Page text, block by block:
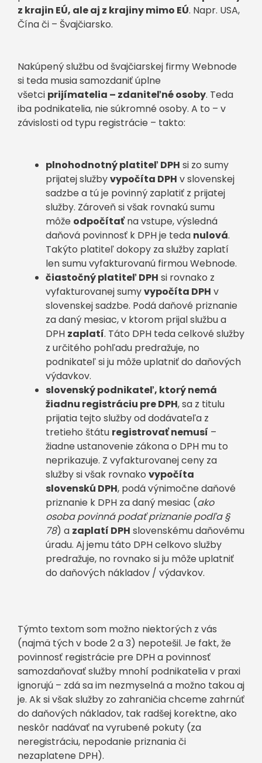
z krajin EÚ, ale aj z krajiny mimo EÚ. Napr. USA,
Čína či – Švajčiarsko.
Nakúpený službu od švajčiarskej firmy Webnode
si teda musia samozdaniť úplne
všetci prijímatelia – zdaniteľné osoby. Teda
iba podnikatelia, nie súkromné osoby. A to – v
závislosti od typu registrácie – takto:
plnohodnotný platiteľ DPH si zo sumy
prijatej službyvypočíta DPH v slovenskej
sadzbe a tú je povinný zaplatiť z prijatej
služby. Zároveň si však rovnakú sumu
môže odpočítaťna vstupe, výsledná
daňová povinnosť k DPH je teda nulová.
Takýto platiteľ dokopy za služby zaplatí
len sumu vyfakturovanú firmou Webnode.
čiastočný platiteľ DPH si rovnako z
vyfakturovanej sumyvypočíta DPH v
slovenskej sadzbe. Podá daňové priznanie
za daný mesiac, v ktorom prijal službu a
DPH zaplatí. Táto DPH teda celkové služby
z určitého pohľadu predražuje, no
podnikateľ si ju môže uplatniť do daňových
výdavkov.
slovenský podnikateľ, ktorý nemá
žiadnu registráciu pre DPH, sa z titulu
prijatia tejto služby od dodávateľa z
tretieho štátu registrovať nemusí –
žiadne ustanovenie zákona o DPH mu to
neprikazuje. Z vyfakturovanej ceny za
služby si však rovnako vypočíta
slovenskú DPH, podá výnimočne daňové
priznanie k DPH za daný mesiac (ako
osoba povinná podať priznanie podľa §
78) a zaplatí DPH slovenskému daňovému
úradu. Aj jemu táto DPH celkovo služby
predražuje, no rovnako si ju môže uplatniť
do daňových nákladov / výdavkov.
Týmto textom som možno niektorých z vás
(najmä tých v bode 2 a 3) nepotešil. Je fakt, že
povinnosť registrácie pre DPH a povinnosť
samozdaňovať služby mnohí podnikatelia v praxi
ignorujú – zdá sa im nezmyselná a možno takou aj
je. Ak si však služby zo zahraničia chceme zahrnúť
do daňových nákladov, tak radšej korektne, ako
neskôr nadávať na vyrubené pokuty (za
neregistráciu, nepodanie priznania či
nezaplatene DPH).